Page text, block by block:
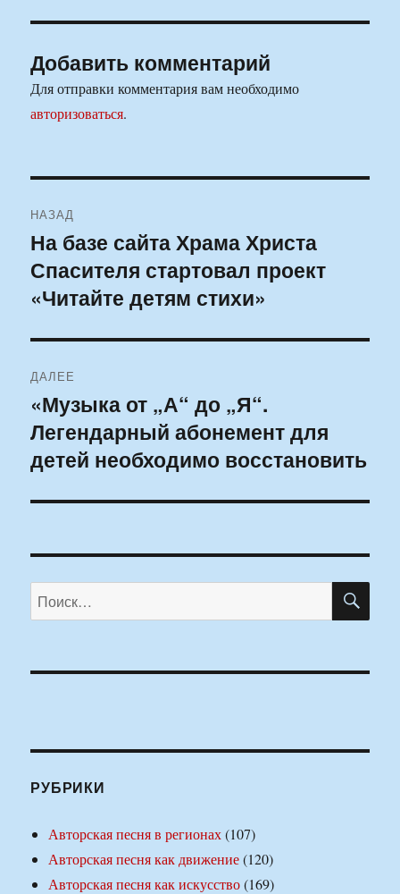
Добавить комментарий
Для отправки комментария вам необходимо
авторизоваться.
по
записям
НАЗАД
Предыдущая
запись:
На базе сайта Храма Христа
Спасителя стартовал проект
«Читайте детям стихи»
ДАЛЕЕ
Следующая
запись:
«Музыка от „А“ до „Я“.
Легендарный абонемент для
детей необходимо восстановить
Искать:
РУБРИКИ
Авторская песня в регионах(107)
Авторская песня как движение(120)
Авторская песня как искусство(169)